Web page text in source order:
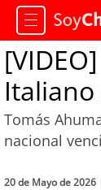
Tomás
nacional
20 de Mayo de 2026